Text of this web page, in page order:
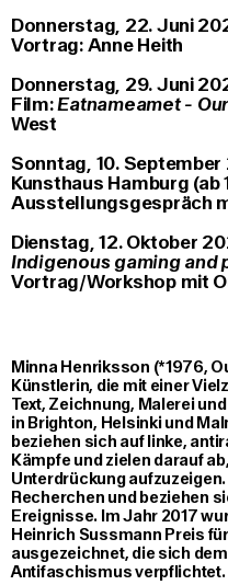
Donnerstag, 22. Juni
Vortrag: Anne Heith
Donnerstag, 29. Juni
Film:Eatnameamet -
West
Sonntag, 10. September
Kunsthaus Hamburg (ab
Ausstellungsgespräch
Dienstag, 12. Oktober
Indigenous gaming and
Vortrag/Workshop mit
Minna Henriksson (*1976,
Künstlerin, die mit einer
Text, Zeichnung, Malerei
in Brighton, Helsinki und
beziehen sich auf linke,
Kämpfe und zielen darauf
Unterdrückung
Recherchen und beziehen
Ereignisse. Im Jahr 2017
Heinrich Sussmann Preis
ausgezeichnet, die sich
Antifaschismus verpflichtet.